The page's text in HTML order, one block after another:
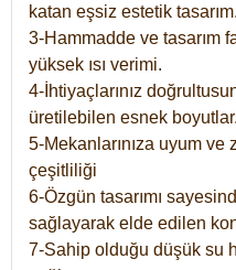
katan eşsiz estetik tasarım.
3-Hammadde ve tasarım
yüksek ısı verimi.
4-İhtiyaçlarınız
üretilebilen esnek boyutlar.
5-Mekanlarınıza uyum
çeşitliliği
6-Özgün tasarımı
sağlayarak elde edilen
7-Sahip olduğu düşük su